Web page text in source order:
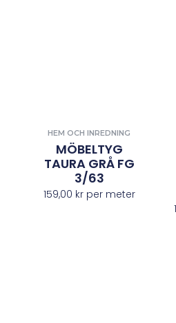
HEM OCH INREDNING
MÖBELTYG
TAURA GRÅ FG
3/63
159,00 krper meter